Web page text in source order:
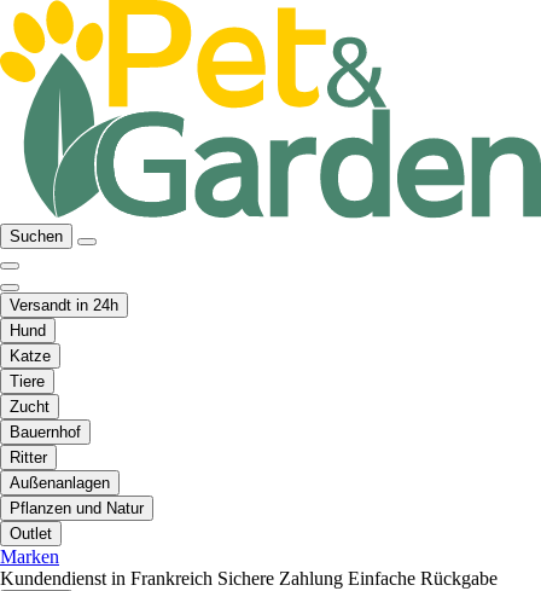
Suchen
Versandt in 24h
Hund
Katze
Tiere
Zucht
Bauernhof
Ritter
Außenanlagen
Pflanzen und Natur
Outlet
Marken
Kundendienst in Frankreich Sichere Zahlung Einfache Rückgabe